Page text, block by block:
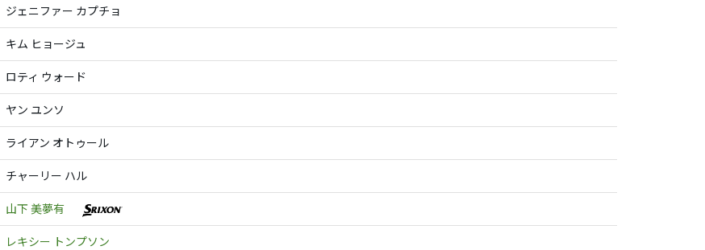
ジェニファー カプチョ
キム ヒョージュ
ロティ ウォード
ヤン ユンソ
ライアン オトゥール
チャーリー ハル
山下 美夢有
レキシー トンプソン